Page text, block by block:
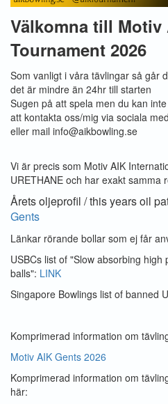
Välkomna till Motiv
Tournament 2026
Som vanligt i våra tävlingar så går
det är mindre än 24hr till starten
Sugen på att spela men du kan
att kontakta oss/mig via sociala
eller mail info@aikbowling.se
Vi är precis som Motiv AIK
URETHANE och har exakt samma
Årets oljeprofil / this years oil
Gents
Länkar rörande bollar som ej får
USBCs list of "Slow absorbing high
balls": LINK
Singapore Bowlings list of banned
Komprimerad information om
Motiv AIK Gents 2026
Komprimerad information om
här: